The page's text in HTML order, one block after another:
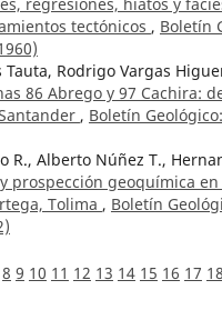
tectónicos , Boletín
Tauta, Rodrigo Vargas
86 Abrego y 97 Cachira:
, Boletín
R., Alberto Núñez T.,
prospección geoquímica
Tolima , Boletín
8 9 10 11 12 13 14 15 16 17 18